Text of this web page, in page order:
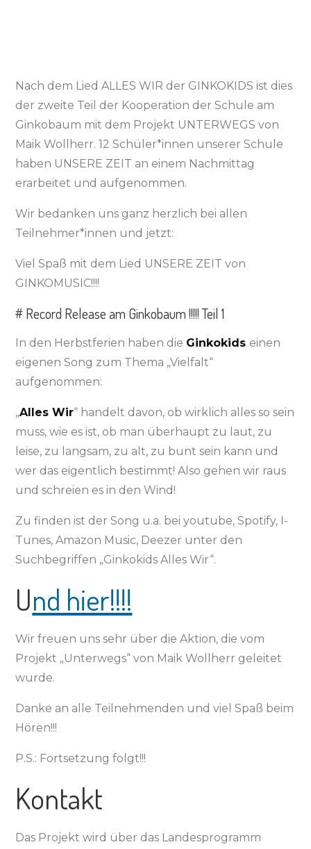
Nach dem Lied ALLES WIR der GINKOKIDS ist dies
der zweite Teil der Kooperation der Schule am
Ginkobaum mit dem Projekt UNTERWEGS von
Maik Wollherr. 12 Schüler*innen unserer Schule
haben UNSERE ZEIT an einem Nachmittag
erarbeitet und aufgenommen.
Wir bedanken uns ganz herzlich bei allen
Teilnehmer*innen und jetzt:
Viel Spaß mit dem Lied UNSERE ZEIT von
GINKOMUSIC!!!!
# Record Release am Ginkobaum !!!!! Teil 1
In den Herbstferien haben die Ginkokids einen
eigenen Song zum Thema „Vielfalt“
aufgenommen:
„Alles Wir“ handelt davon, ob wirklich alles so sein
muss, wie es ist, ob man überhaupt zu laut, zu
leise, zu langsam, zu alt, zu bunt sein kann und
wer das eigentlich bestimmt! Also gehen wir raus
und schreien es in den Wind!
Zu finden ist der Song u.a. bei youtube, Spotify, I-
Tunes, Amazon Music, Deezer unter den
Suchbegriffen „Ginkokids Alles Wir“.
Und hier!!!!
Wir freuen uns sehr über die Aktion, die vom
Projekt „Unterwegs“ von Maik Wollherr geleitet
wurde.
Danke an alle Teilnehmenden und viel Spaß beim
Hören!!!
P.S.: Fortsetzung folgt!!!
Kontakt
Das Projekt wird über das Landesprogramm